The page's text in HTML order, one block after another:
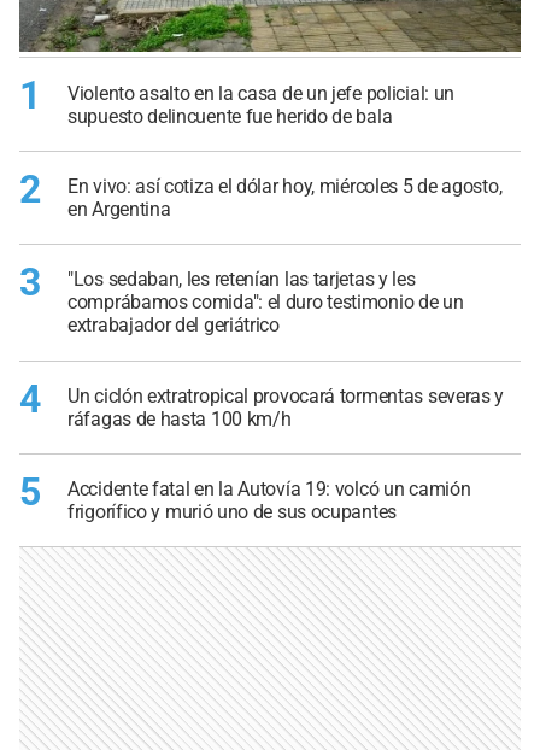
1
Violento asalto en la casa de un jefe policial: un
supuesto delincuente fue herido de bala
2
En vivo: así cotiza el dólar hoy, miércoles 5 de agosto,
en Argentina
3
"Los sedaban, les retenían las tarjetas y les
comprábamos comida": el duro testimonio de un
extrabajador del geriátrico
4
Un ciclón extratropical provocará tormentas severas y
ráfagas de hasta 100 km/h
5
Accidente fatal en la Autovía 19: volcó un camión
frigorífico y murió uno de sus ocupantes